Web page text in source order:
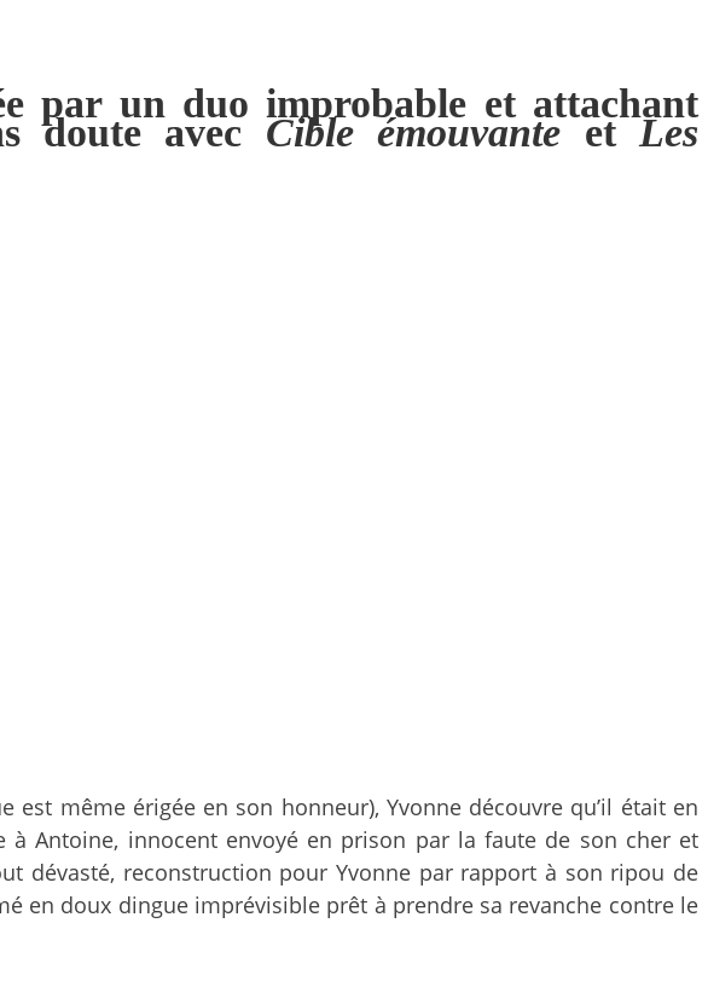
par un duo improbable et attachant
doute avec Cible émouvanteetLes
même érigée en son honneur), Yvonne découvre qu’il était en
Antoine, innocent envoyé en prison par la faute de son cher et
dévasté, reconstruction pour Yvonne par rapport à son ripou de
en doux dingue imprévisible prêt à prendre sa revanche contre le